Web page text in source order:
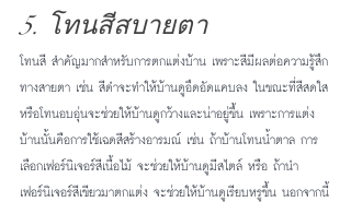
5. โทนสีสบายตา
โทนสี สำคัญมากสำหรับการตกแต่งบ้าน เพราะสีมีผลต่อความรู้สึก
ทางสายตา เช่น สีดำจะทำให้บ้านดูอึดอัดแคบลง ในขณะที่สีสดใส
หรือโทนอบอุ่นจะช่วยให้บ้านดูกว้างและน่าอยู่ขึ้น เพราะการแต่ง
บ้านนั้นคือการใช้เฉดสีสร้างอารมณ์ เช่น ถ้าบ้านโทนน้ำตาล การ
เลือกเฟอร์นิเจอร์สีเนื้อไม้ จะช่วยให้บ้านดูมีสไตล์ หรือ ถ้านำ
เฟอร์นิเจอร์สีเขียวมาตกแต่ง จะช่วยให้บ้านดูเรียบหรูขึ้น นอกจากนี้